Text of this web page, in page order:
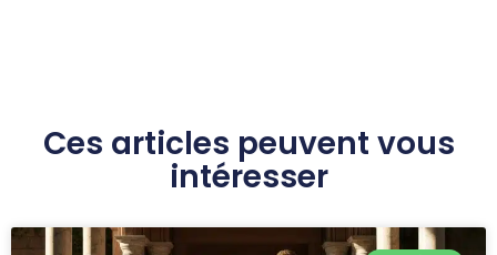
Ces articles peuvent vous
intéresser